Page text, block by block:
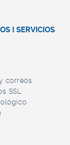
I SERVICIOS
correos
SSL